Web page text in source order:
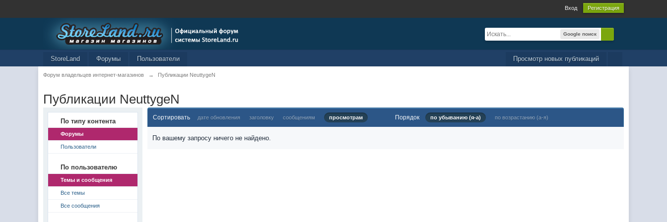
Вход Регистрация
Google поиск
Просмотр новых публикаций
StoreLand Форумы Пользователи
Форум владельцев интернет-магазинов → Публикации NeuttygeN
Публикации NeuttygeN
По типу контента
Форумы
Пользователи
По пользователю
Темы и сообщения
Все темы
Все сообщения
Сортировать дате обновления заголовку сообщениям просмотрам Порядок по убыванию (я-а) по возрастанию (а-я)
По вашему запросу ничего не найдено.